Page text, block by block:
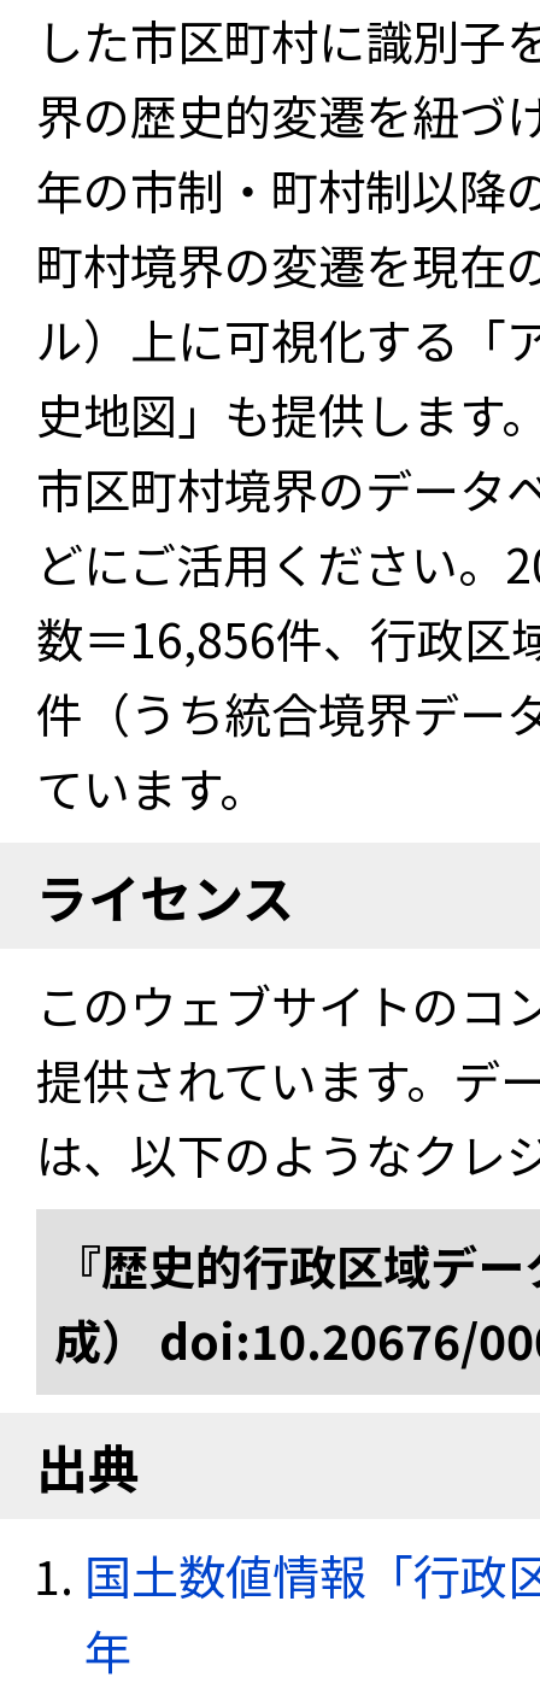
した市区町村に識別子
界の歴史的変遷を紐づ
年の市制・町村制以降
町村境界の変遷を現在
ル）上に可視化する「
史地図」も提供します
市区町村境界のデータ
どにご活用ください。
数＝16,856件、行政区
件（うち統合境界デー
ています。
ライセンス
このウェブサイトのコ
提供されています。デ
は、以下のようなクレ
『歴史的行政区域デ
成） doi:10.20676/
出典
国土数値情報「行政
年